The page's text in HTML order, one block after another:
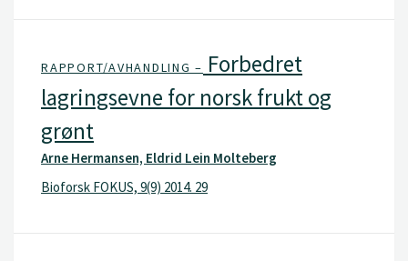
RAPPORT/AVHANDLING – Forbedret
lagringsevne for norsk frukt og
grønt
Arne Hermansen, Eldrid Lein Molteberg
Bioforsk FOKUS, 9(9) 2014. 29